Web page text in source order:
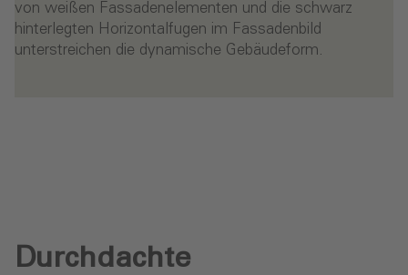
von weißen Fassadenelementen und die schwarz
hinterlegten Horizontalfugen im Fassadenbild
unterstreichen die dynamische Gebäudeform.
Durchdachte